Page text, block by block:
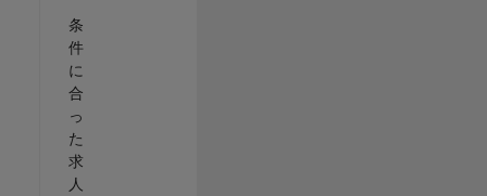
条
件
に
合
っ
た
求
人